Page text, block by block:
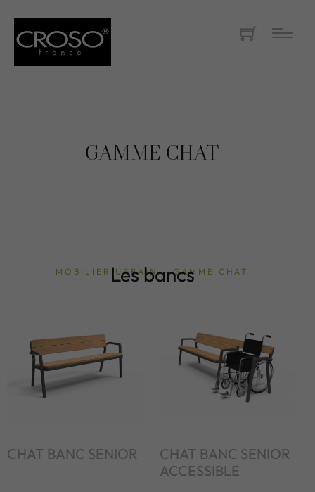
GAMME CHAT
MOBILIER URBAIN - GAMME CHAT
Les bancs
CHAT BANC SENIOR
CHAT BANC SENIOR
ACCESSIBLE